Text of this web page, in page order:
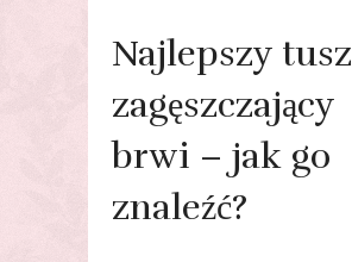
Najlepszy tusz
zagęszczający
brwi – jak go
znaleźć?